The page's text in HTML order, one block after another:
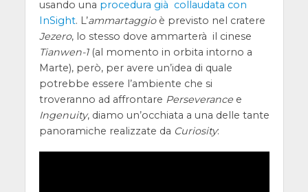
usando una procedura già collaudata con
InSight. L’ammartaggioè previsto nel cratere
Jezero, lo stesso dove ammarterà il cinese
Tianwen-1(al momento in orbita intorno a
Marte), però, per avere un’idea di quale
potrebbe essere l’ambiente che si
troveranno ad affrontare Perseverancee
Ingenuity, diamo un’occhiata a una delle tante
panoramiche realizzate da Curiosity: